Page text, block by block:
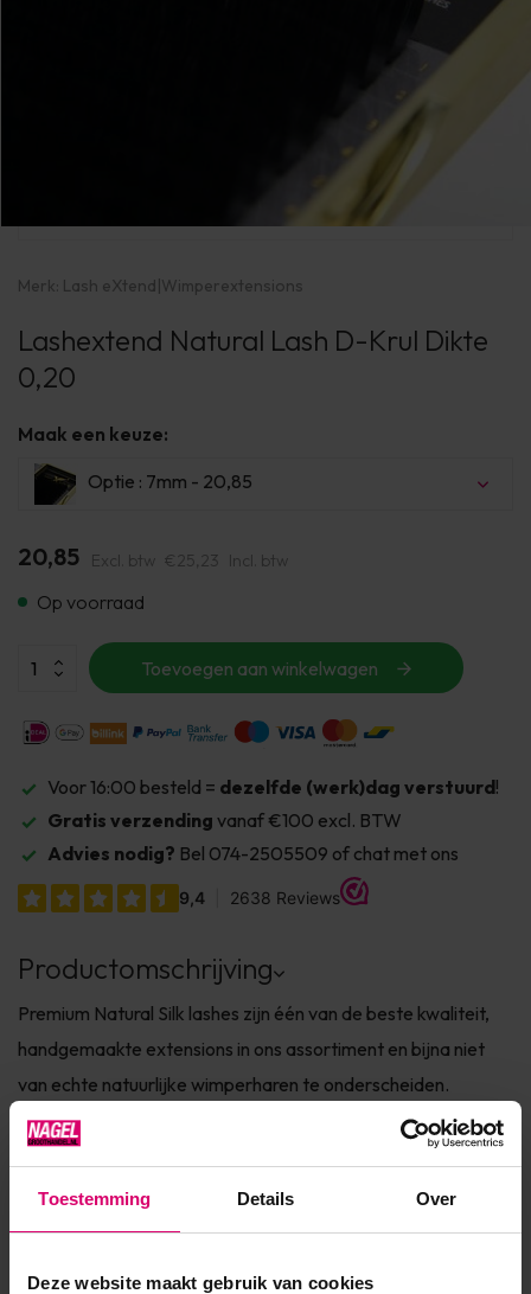
Toestemming Details Over
Deze website maakt gebruik van cookies
Merk: Lash eXtend|Wimperextensions
Lashextend Natural Lash D-Krul Dikte
0,20
Maak een keuze:
Optie : 7mm - 20,85
20,85 Excl. btw €25,23 Incl. btw
Op voorraad
Toevoegen aan winkelwagen
Voor 16:00 besteld = dezelfde (werk)dag verstuurd!
Gratis verzending vanaf €100 excl. BTW
Advies nodig? Bel 074-2505509 of chat met ons
Productomschrijving
Premium Natural Silk lashes zijn één van de beste kwaliteit,
handgemaakte extensions in ons assortiment en bijna niet
van echte natuurlijke wimperharen te onderscheiden.
Kenmerkend voor deze soort is het dunner uitlopen van de
gemakkelijker te creëren. De wimpers zijn erg flexibel en
zijdeza...
Toon meer